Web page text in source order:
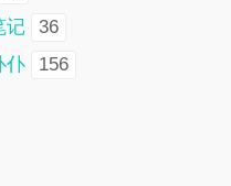
记
36
仆
156